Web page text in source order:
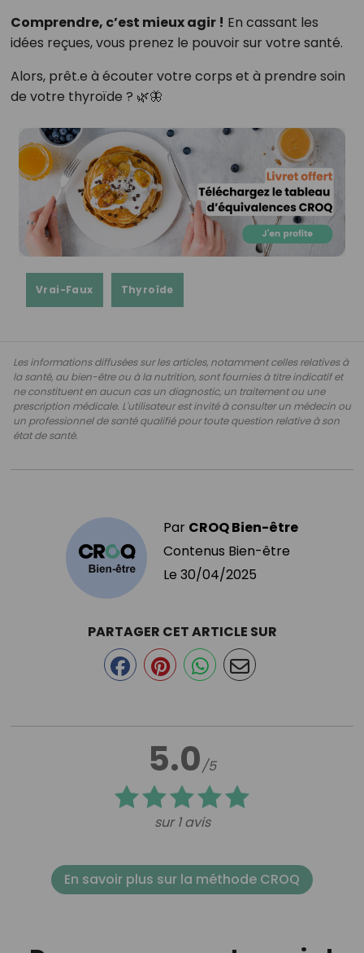
Comprendre, c’est mieux agir ! En cassant les
idées reçues, vous prenez le pouvoir sur votre santé.
Alors, prêt.e à écouter votre corps et à prendre soin
de votre thyroïde ? 🌿🦋
Vrai-Faux Thyroïde
Les informations diffusées sur les articles, notamment celles relatives à
la santé, au bien-être ou à la nutrition, sont fournies à titre indicatif et
ne constituent en aucun cas un diagnostic, un traitement ou une
prescription médicale. L'utilisateur est invité à consulter un médecin ou
un professionnel de santé qualifié pour toute question relative à son
état de santé.
Par CROQ Bien-être
Contenus Bien-être
Le 30/04/2025
5.0/5
sur 1 avis
PARTAGER CET ARTICLE SUR
En savoir plus sur la méthode CROQ